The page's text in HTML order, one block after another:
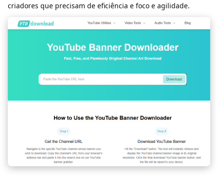
criadores que precisam de eficiência e foco e agilidade.